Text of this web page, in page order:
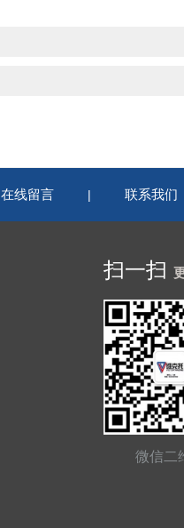
在线留言 | 联系我们
扫一扫
微信二